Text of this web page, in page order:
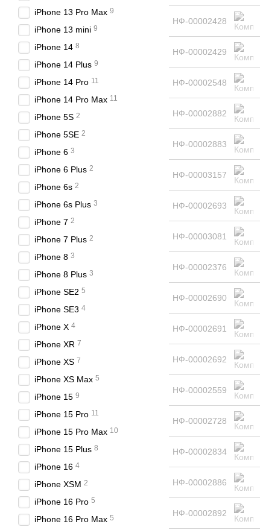
НФ-00002428
НФ-00002429
НФ-00002548
НФ-00002882
НФ-00002883
НФ-00003157
НФ-00002693
НФ-00003081
НФ-00002376
НФ-00002690
НФ-00002691
НФ-00002692
НФ-00002559
НФ-00002728
НФ-00002834
НФ-00002886
НФ-00002892
iPhone 13 Pro Max 9
iPhone 13 mini 9
iPhone 14 8
iPhone 14 Plus 9
iPhone 14 Pro 11
iPhone 14 Pro Max 11
iPhone 5S 2
iPhone 5SE 2
iPhone 6 3
iPhone 6 Plus 2
iPhone 6s 2
iPhone 6s Plus 3
iPhone 7 2
iPhone 7 Plus 2
iPhone 8 3
iPhone 8 Plus 3
iPhone SE2 5
iPhone SE3 4
iPhone X 4
iPhone XR 7
iPhone XS 7
iPhone XS Max 5
iPhone 15 9
iPhone 15 Pro 11
iPhone 15 Pro Max 10
iPhone 15 Plus 8
iPhone 16 4
iPhone XSM 2
iPhone 16 Pro 5
iPhone 16 Pro Max 5